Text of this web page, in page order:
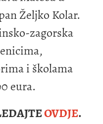
Željko Kolar.
zagorska
i školama
eura.
OVDJE.